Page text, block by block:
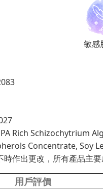
敏感
Rich Schizochytrium
Concentrate, Soy
時作出更改，所有產品主
用戶評價